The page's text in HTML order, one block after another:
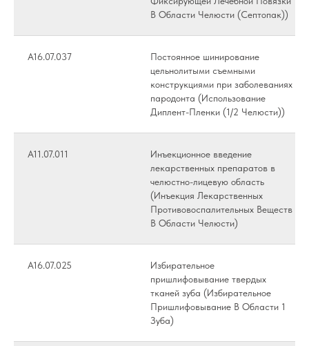
В Области Челюсти (Септопак))
А16.07.037
Постоянное шинирование
цельнолитыми съемными
конструкциями при заболеваниях
пародонта (Использование
Диплент-Пленки (1/2 Челюсти))
A11.07.011
Инъекционное введение
лекарственных препаратов в
челюстно-лицевую область
(Инъекция Лекарственных
Противовоспалительных Веществ
В Области Челюсти)
А16.07.025
Избирательное
пришлифовывание твердых
тканей зуба (Избирательное
Пришлифовывание В Области 1
Зуба)